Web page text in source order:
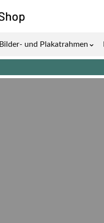
Bilder- und Plakatrahmen